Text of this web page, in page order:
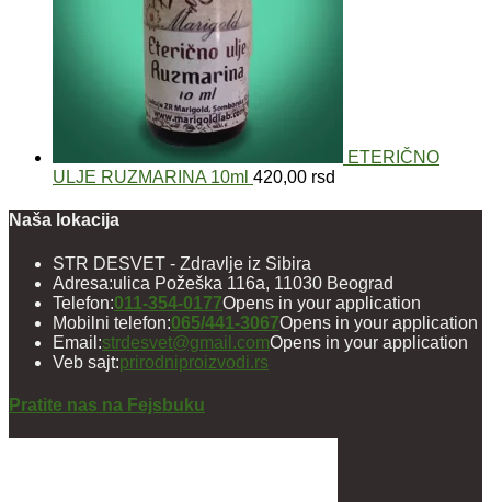
ETERIČNO
ULJE RUZMARINA 10ml 420,00 rsd
Naša lokacija
STR DESVET - Zdravlje iz Sibira
Adresa:ulica Požeška 116a, 11030 Beograd
Telefon:011-354-0177Opens in your application
Mobilni telefon:065/441-3067Opens in your application
Email:strdesvet@gmail.comOpens in your application
Veb sajt:prirodniproizvodi.rs
Pratite nas na Fejsbuku